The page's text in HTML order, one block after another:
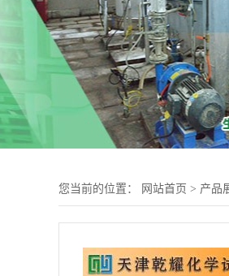
您当前的位置： 网站首页 > 产品